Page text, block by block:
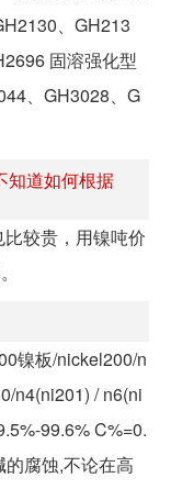
、GH213
固溶强化型
、GH3028、G
知道如何根据
较贵，用镍吨价
镍板/nickel200/n
n4(ni201) / n6(ni
99.6% C%=0.
腐蚀,不论在高